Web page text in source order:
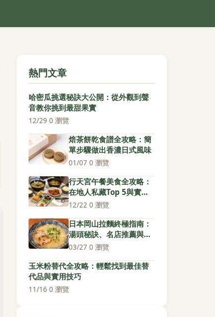
熱門文章
哈密瓜挑選秘訣大公開：從外觀到聲
音教你挑到最甜果實
12/29·0 瀏覽
焙茶餅乾食譜全攻略：簡
單步驟做出香濃日式風味
01/07·0 瀏覽
行天宮午餐美食全攻略：
在地人私藏Top 5與實用
秘訣
12/22·0 瀏覽
日本岡山拉麵終極指南：
湯頭秘訣、名店推薦與品
嚐心法
03/27·0 瀏覽
玉米粉替代全攻略：輕鬆找到最佳替
代品與實用技巧
11/16·0 瀏覽